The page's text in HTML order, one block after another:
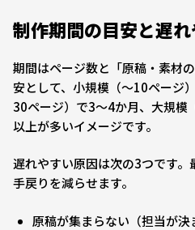
制作期間の目安と遅
期間はページ数と「原稿・素材
安として、小規模（〜10ページ
30ページ）で3〜4か月、大規模
以上が多いイメージです。
遅れやすい原因は次の3つです
手戻りを減らせます。
原稿が集まらない（担当が